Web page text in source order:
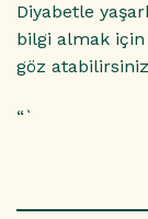
Diyabetle
bilgi almak için
göz
“`